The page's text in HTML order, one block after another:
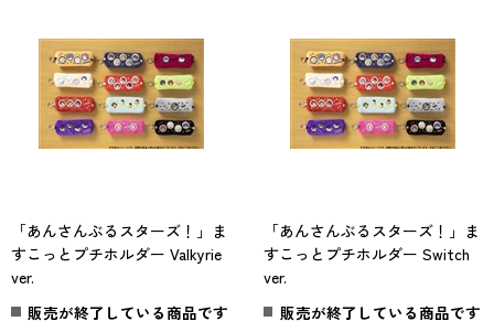
「あんさんぶるスターズ！」ま
すこっとプチホルダー Valkyrie
ver.
販売が終了している商品です
「あんさんぶるスターズ！」ま
すこっとプチホルダー Switch
ver.
販売が終了している商品です